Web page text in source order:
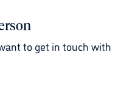
to get in touch with